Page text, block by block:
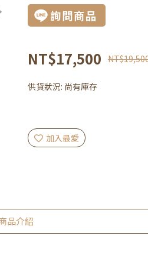
詢問商品
NT$17,500
供貨狀況: 尚有庫存
加入最愛
品介紹